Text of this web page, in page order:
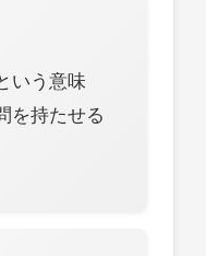
いう意味
を持たせる